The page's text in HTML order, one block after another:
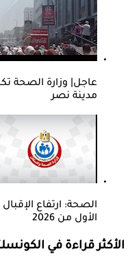
عاجل| وزارة الصحة
مدينة نصر
الأول من 2026
الأكثر قراءة في